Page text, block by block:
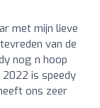
met mijn lieve
van de
nog n hoop
2022 is speedy
ons zeer